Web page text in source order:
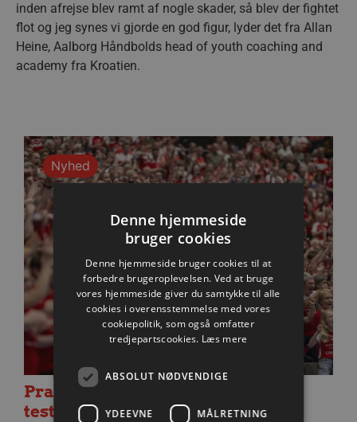
inden afrejse blev ramt af nogle skader, så blev der fightet
flot og jeg synes vi gjorde en god figur, lyder det fra Allan
Heine, Aalborg Håndbolds head of youth coaching and
academy fra Kroatien.
Nyhed
Praktisk information til dagens
testkamp mod Füchse Berlin
Denne hjemmeside
bruger cookies
Denne hjemmeside bruger cookies til at
forbedre brugeroplevelsen. Ved at bruge
vores hjemmeside giver du samtykke til alle
cookies i overensstemmelse med vores
cookiepolitik, som også omfatter
tredjepartscookies. Læs mere
ABSOLUT NØDVENDIGE
YDEEVNE MÅLRETNING